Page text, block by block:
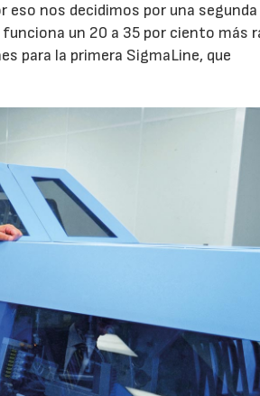
nos decidimos por una segunda
un 20 a 35 por ciento más
para la primera SigmaLine, que
29/07/2026